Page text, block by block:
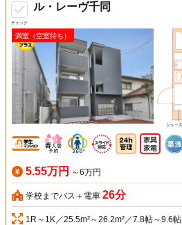
チェック
ル・レーヴ千同
満室（空室待ち）
5.55万円 ～6万円
学校までバス＋電車 26分
1R～1K／25.5m²～26.2m²／7.8帖～9.6帖